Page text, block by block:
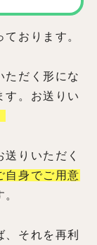
おります。
ただく形にな
す。お送りい
りいただく
自身でご用意
それを再利